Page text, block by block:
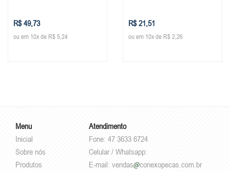
R$ 49,73
ou em 10x de R$ 5,24
R$ 21,51
ou em 10x de R$ 2,26
Menu
Inicial
Sobre nós
Produtos
Atendimento
Fone: 47 3633 6724
Celular / Whatsapp:
E-mail: vendas conexopecas.com.br